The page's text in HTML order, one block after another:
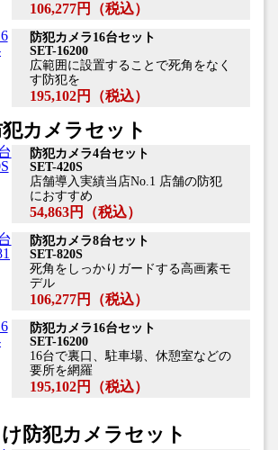
106,277円 （税込）
防犯カメラ16台セット
SET-16200
広範囲に設置することで死角をなく
す防犯を
195,102円 （税込）
カメラセット
防犯カメラ4台セット
SET-420S
店舗導入実績当店No.1 店舗の防犯
におすすめ
54,863円 （税込）
防犯カメラ8台セット
SET-820S
死角をしっかりガードする高画素モ
デル
106,277円 （税込）
防犯カメラ16台セット
SET-16200
16台で裏口、駐車場、休憩室などの
要所を網羅
195,102円 （税込）
防犯カメラセット